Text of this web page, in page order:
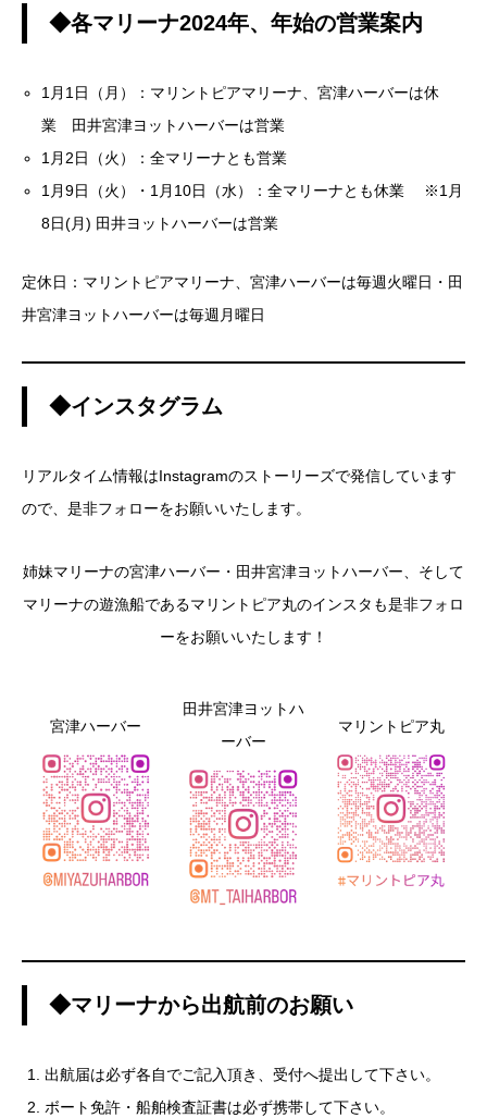
◆各マリーナ2024年、年始の営業案内
1月1日（月）：マリントピアマリーナ、宮津ハーバーは休
業 田井宮津ヨットハーバーは営業
1月2日（火）：全マリーナとも営業
1月9日（火）・1月10日（水）：全マリーナとも休業 ※1月
8日(月) 田井ヨットハーバーは営業
定休日：マリントピアマリーナ、宮津ハーバーは毎週火曜日・田
井宮津ヨットハーバーは毎週月曜日
◆インスタグラム
リアルタイム情報はInstagramのストーリーズで発信しています
ので、是非フォローをお願いいたします。
姉妹マリーナの宮津ハーバー・田井宮津ヨットハーバー、そして
マリーナの遊漁船であるマリントピア丸のインスタも是非フォロ
ーをお願いいたします！
宮津ハーバー
田井宮津ヨットハ
ーバー
マリントピア丸
◆マリーナから出航前のお願い
出航届は必ず各自でご記入頂き、受付へ提出して下さい。
ボート免許・船舶検査証書は必ず携帯して下さい。